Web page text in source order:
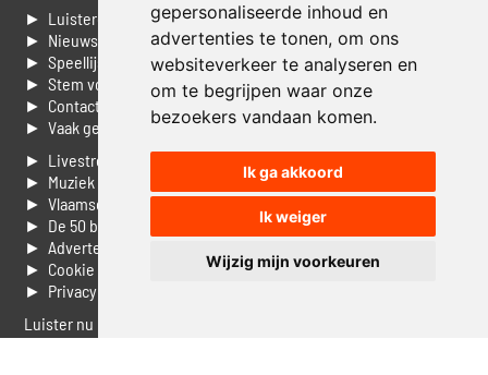
gepersonaliseerde inhoud en
advertenties te tonen, om ons
websiteverkeer te analyseren en
om te begrijpen waar onze
bezoekers vandaan komen.
Ik ga akkoord
Ik weiger
Wijzig mijn voorkeuren
► Luisteren naar Jouwradio
► Nieuws
► Speellijst
► Stem voor de Dag top 3
► Contacteer ons
► Vaak gestelde vragen
► Livestream informatie
► Muziek opzoeken
► Vlaamse 100 Aller tijden
► De 50 beste van...
► Adverteren op Jouwradio
► Cookie voorkeuren wijzigen
► Privacyinformatie
Luister nu naar Jouwradio! De beste Nederlandstalige muziek
uit de lage landen hoor je hier al 20 jaar. In digitale kwaliteit op je